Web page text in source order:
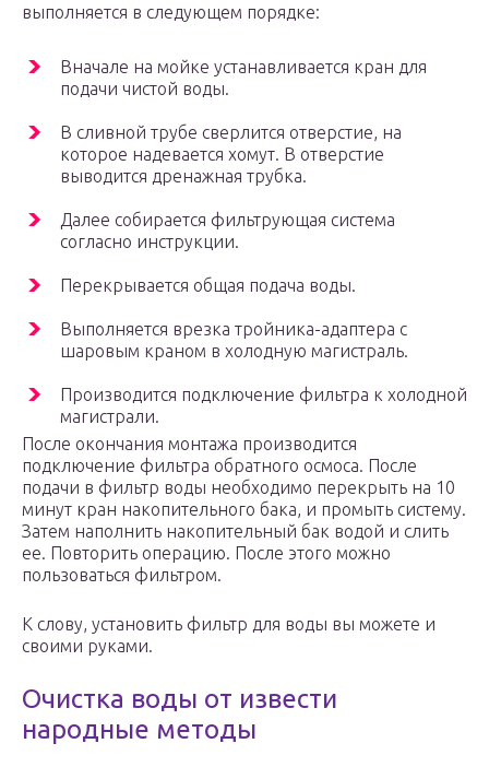
выполняется в следующем порядке:
Вначале на мойке устанавливается кран для
подачи чистой воды.
В сливной трубе сверлится отверстие, на
которое надевается хомут. В отверстие
выводится дренажная трубка.
Далее собирается фильтрующая система
согласно инструкции.
Перекрывается общая подача воды.
Выполняется врезка тройника-адаптера с
шаровым краном в холодную магистраль.
Производится подключение фильтра к холодной
магистрали.
После окончания монтажа производится
подключение фильтра обратного осмоса. После
подачи в фильтр воды необходимо перекрыть на 10
минут кран накопительного бака, и промыть систему.
Затем наполнить накопительный бак водой и слить
ее. Повторить операцию. После этого можно
пользоваться фильтром.
К слову, установить фильтр для воды вы можете и
своими руками.
Очистка воды от извести
народные методы